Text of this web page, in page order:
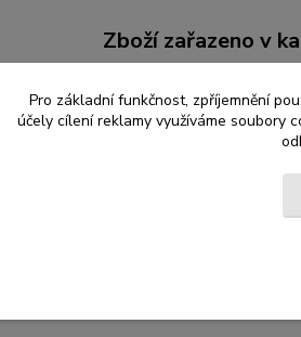
Zboží zařazeno v
Pro základní funkčnost, zpříjemnění
účely cílení reklamy využíváme soubory